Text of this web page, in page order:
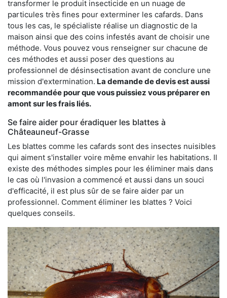
transformer le produit insecticide en un nuage de
particules très fines pour exterminer les cafards. Dans
tous les cas, le spécialiste réalise un diagnostic de la
maison ainsi que des coins infestés avant de choisir une
méthode. Vous pouvez vous renseigner sur chacune de
ces méthodes et aussi poser des questions au
professionnel de désinsectisation avant de conclure une
mission d'extermination. La demande de devis est aussi
recommandée pour que vous puissiez vous préparer en
amont sur les frais liés.
Se faire aider pour éradiquer les blattes à
Châteauneuf-Grasse
Les blattes comme les cafards sont des insectes nuisibles
qui aiment s'installer voire même envahir les habitations. Il
existe des méthodes simples pour les éliminer mais dans
le cas où l'invasion a commencé et aussi dans un souci
d'efficacité, il est plus sûr de se faire aider par un
professionnel. Comment éliminer les blattes ? Voici
quelques conseils.